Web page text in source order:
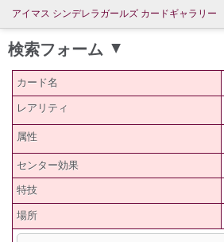
アイマス シンデレラガールズ カードギャラリー
検索フォーム ▲
カード名
レアリティ
属性
センター効果
特技
場所